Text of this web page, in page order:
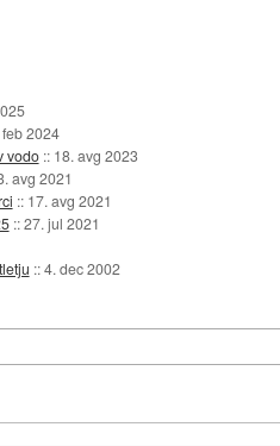
2024
vodo :: 18. avg 2023
avg 2021
:: 17. avg 2021
::27. jul 2021
::4. dec 2002